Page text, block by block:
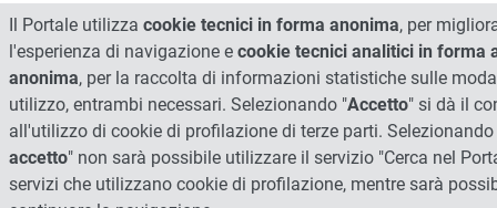
Il Portale utilizza cookie tecnici in forma anonima, per
l'esperienza di navigazione e cookie tecnici analitici in forma
anonima, per la raccolta di informazioni statistiche sulle
utilizzo, entrambi necessari. Selezionando "Accetto" si dà il
all'utilizzo di cookie di profilazione di terze parti. Selezionando
accetto" non sarà possibile utilizzare il servizio "Cerca nel
servizi che utilizzano cookie di profilazione, mentre sarà